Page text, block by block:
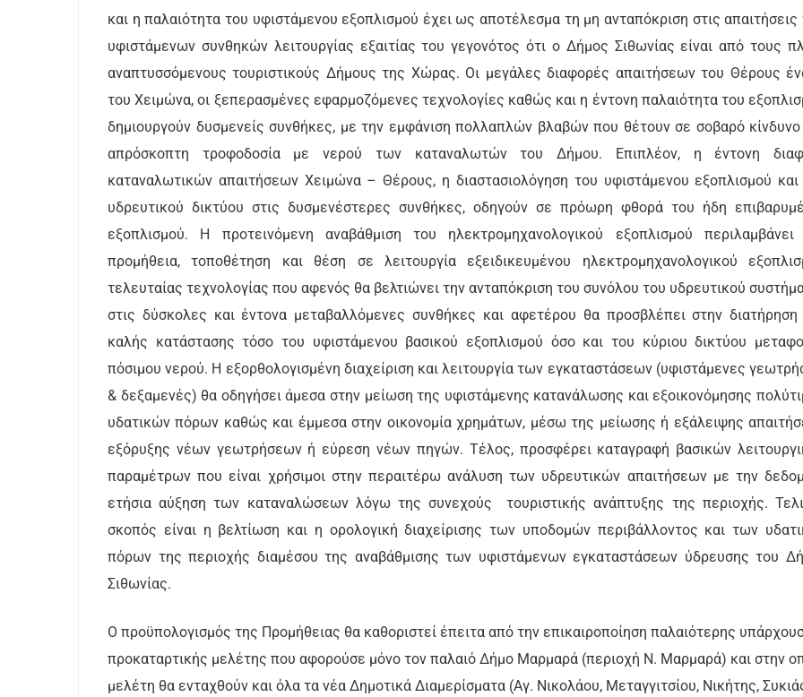
και η παλαιότητα του υφιστάμενου εξοπλισμού έχει ως αποτέλεσμα τη μη ανταπόκριση στις
υφιστάμενων συνθηκών λειτουργίας εξαιτίας του γεγονότος ότι ο Δήμος Σιθωνίας είναι από τους
αναπτυσσόμενους τουριστικούς Δήμους της Χώρας. Οι μεγάλες διαφορές απαιτήσεων του Θέρους
του Χειμώνα, οι ξεπερασμένες εφαρμοζόμενες τεχνολογίες καθώς και η έντονη παλαιότητα του
δημιουργούν δυσμενείς συνθήκες, με την εμφάνιση πολλαπλών βλαβών που θέτουν σε σοβαρό
απρόσκοπτη τροφοδοσία με νερού των καταναλωτών του Δήμου. Επιπλέον, η έντονη
καταναλωτικών απαιτήσεων Χειμώνα – Θέρους, η διαστασιολόγηση του υφιστάμενου εξοπλισμού και
υδρευτικού δικτύου στις δυσμενέστερες συνθήκες, οδηγούν σε πρόωρη φθορά του ήδη
εξοπλισμού. Η προτεινόμενη αναβάθμιση του ηλεκτρομηχανολογικού εξοπλισμού περιλαμβάνει
προμήθεια, τοποθέτηση και θέση σε λειτουργία εξειδικευμένου ηλεκτρομηχανολογικού
τελευταίας τεχνολογίας που αφενός θα βελτιώνει την ανταπόκριση του συνόλου του υδρευτικού
στις δύσκολες και έντονα μεταβαλλόμενες συνθήκες και αφετέρου θα προσβλέπει στην διατήρηση
καλής κατάστασης τόσο του υφιστάμενου βασικού εξοπλισμού όσο και του κύριου δικτύου
πόσιμου νερού. Η εξορθολογισμένη διαχείριση και λειτουργία των εγκαταστάσεων (υφιστάμενες
& δεξαμενές) θα οδηγήσει άμεσα στην μείωση της υφιστάμενης κατανάλωσης και εξοικονόμησης
υδατικών πόρων καθώς και έμμεσα στην οικονομία χρημάτων, μέσω της μείωσης ή εξάλειψης
εξόρυξης νέων γεωτρήσεων ή εύρεση νέων πηγών. Τέλος, προσφέρει καταγραφή βασικών
παραμέτρων που είναι χρήσιμοι στην περαιτέρω ανάλυση των υδρευτικών απαιτήσεων με την
ετήσια αύξηση των καταναλώσεων λόγω της συνεχούς τουριστικής ανάπτυξης της περιοχής.
σκοπός είναι η βελτίωση και η ορολογική διαχείρισης των υποδομών περιβάλλοντος και των
πόρων της περιοχής διαμέσου της αναβάθμισης των υφιστάμενων εγκαταστάσεων ύδρευσης του
Σιθωνίας.
Ο προϋπολογισμός της Προμήθειας θα καθοριστεί έπειτα από την επικαιροποίηση παλαιότερης
προκαταρτικής μελέτης που αφορούσε μόνο τον παλαιό Δήμο Μαρμαρά (περιοχή Ν. Μαρμαρά) και στην
μελέτη θα ενταχθούν και όλα τα νέα Δημοτικά Διαμερίσματα (Αγ. Νικολάου, Μεταγγιτσίου, Νικήτης,